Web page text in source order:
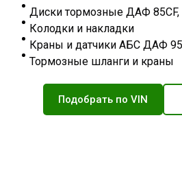
Диски тормозные ДАФ 85CF,
Колодки и накладки
Краны и датчики АБС ДАФ
Тормозные шланги и краны
Подобрать по VIN